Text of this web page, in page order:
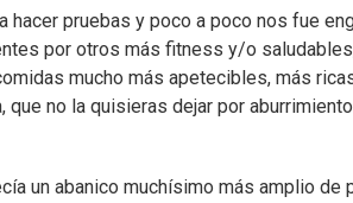
hacer pruebas y poco a poco nos fue
por otros más fitness y/o
mucho más apetecibles, más
que no la quisieras dejar por
un abanico muchísimo más amplio